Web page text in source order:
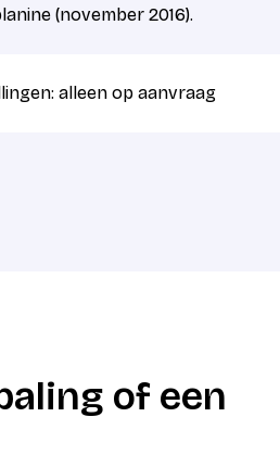
(november 2016).
alleen op aanvraag
of een